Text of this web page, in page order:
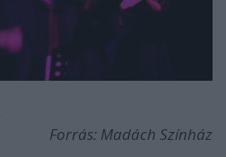
Forrás: Madách Színház